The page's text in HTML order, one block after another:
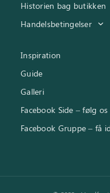
Historien bag butikken
Handelsbetingelser
Inspiration
Guide
Galleri
Facebook Side – følg os
Facebook Gruppe – få